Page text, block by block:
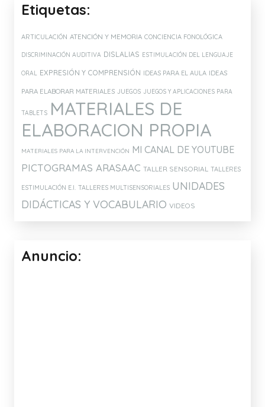
Etiquetas:
ARTICULACIÓN ATENCIÓN Y MEMORIA CONCIENCIA FONOLÓGICA
DISCRIMINACIÓN AUDITIVA DISLALIAS ESTIMULACIÓN DEL LENGUAJE
ORAL EXPRESIÓN Y COMPRENSIÓN IDEAS PARA EL AULA IDEAS
PARA ELABORAR MATERIALES JUEGOS JUEGOS Y APLICACIONES PARA
TABLETS MATERIALES DE
ELABORACION PROPIA
MATERIALES PARA LA INTERVENCIÓN MI CANAL DE YOUTUBE
PICTOGRAMAS ARASAAC TALLER SENSORIAL TALLERES
ESTIMULACIÓN E.I. TALLERES MULTISENSORIALES UNIDADES
DIDÁCTICAS Y VOCABULARIO VIDEOS
Anuncio: